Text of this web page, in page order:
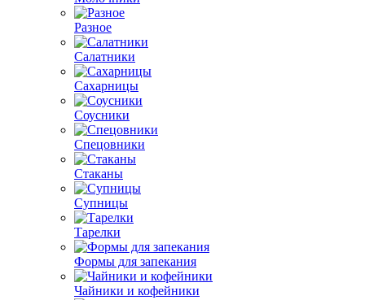
Разное
Салатники
Сахарницы
Соусники
Спецовники
Стаканы
Супницы
Тарелки
Формы для запекания
Чайники и кофейники